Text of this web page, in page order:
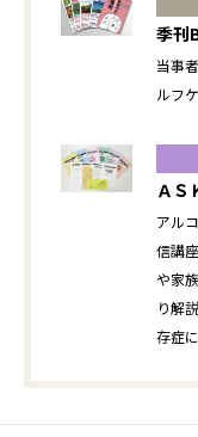
季刊
当事
ルフ
ＡＳ
アル
信講
や家
り解
存症